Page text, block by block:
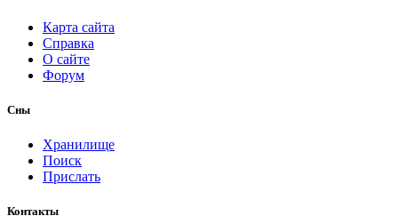
Карта сайта
Справка
О сайте
Форум
Сны
Хранилище
Поиск
Прислать
Контакты